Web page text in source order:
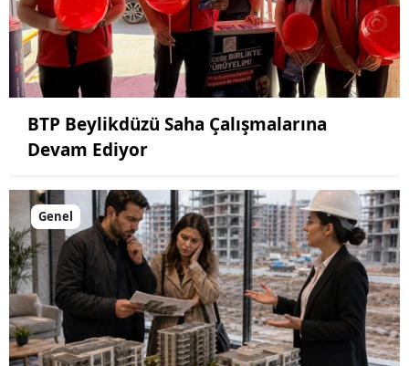
BTP Beylikdüzü Saha Çalışmalarına
Devam Ediyor
Genel